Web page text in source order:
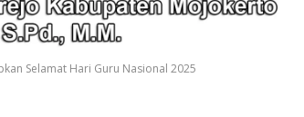
Selamat Hari Guru Nasional 2025